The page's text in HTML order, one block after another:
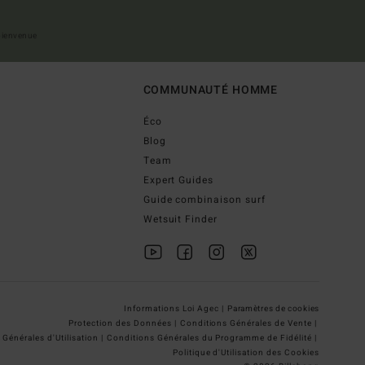
COMMUNAUTÉ HOMME
Éco
Blog
Team
Expert Guides
Guide combinaison surf
Wetsuit Finder
Informations Loi Agec | Paramètres de cookies
Protection des Données | Conditions Générales de Vente |
d'Utilisation | Conditions Générales du Programme de Fidélité |
Politique d'Utilisation des Cookies